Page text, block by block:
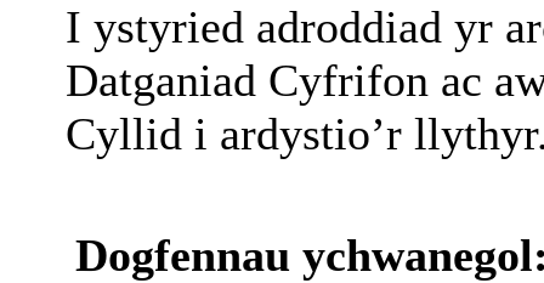
I ystyried adroddiad yr
Datganiad Cyfrifon ac
Cyllid i ardystio’r
Dogfennau